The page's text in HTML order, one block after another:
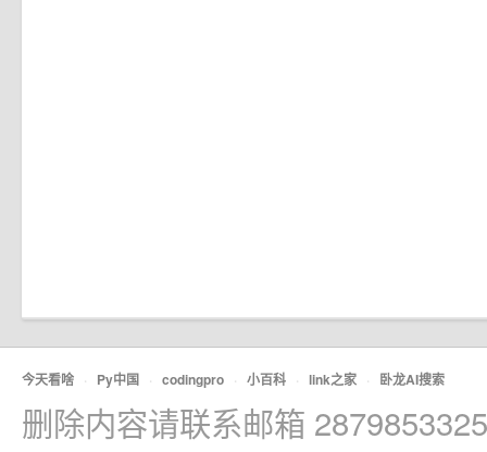
今天看啥 · Py中国 · codingpro · 小百科 · link之家 · 卧龙AI搜索
删除内容请联系邮箱